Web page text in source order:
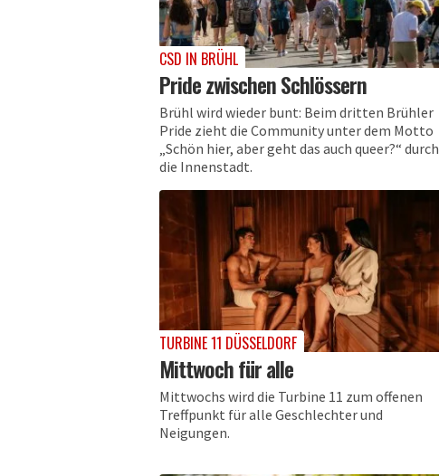
CSD IN BRÜHL
Pride zwischen Schlössern
Brühl wird wieder bunt: Beim dritten Brühler
Pride zieht die Community unter dem Motto
„Schön hier, aber geht das auch queer?“ durch
die Innenstadt.
TURBINE 11 DÜSSELDORF
Mittwoch für alle
Mittwochs wird die Turbine 11 zum offenen
Treffpunkt für alle Geschlechter und
Neigungen.